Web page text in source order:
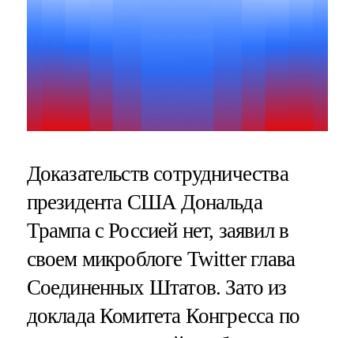
Доказательств сотрудничества
президента США Дональда
Трампа с Россией нет, заявил в
своем микроблоге Twitter глава
Соединенных Штатов. Зато из
доклада Комитета Конгресса по